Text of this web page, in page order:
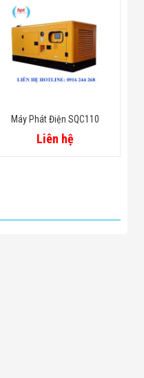
Máy Phát Điện SQC110
Liên hệ